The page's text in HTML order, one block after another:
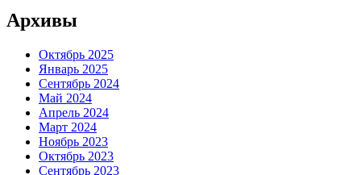
Архивы
Октябрь 2025
Январь 2025
Сентябрь 2024
Май 2024
Апрель 2024
Март 2024
Ноябрь 2023
Октябрь 2023
Сентябрь 2023